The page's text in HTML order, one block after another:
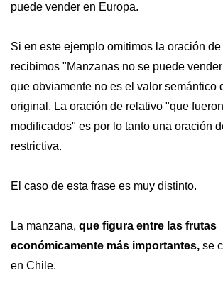
puede vender en Europa.
Si en este ejemplo omitimos la oración
recibimos "Manzanas no se puede
que obviamente no es el valor semántico
original. La oración de relativo "que
modificados" es por lo tanto una oración
restrictiva.
El caso de esta frase es muy distinto.
La manzana, que figura entre las frutas
económicamente más importantes, se
en Chile.